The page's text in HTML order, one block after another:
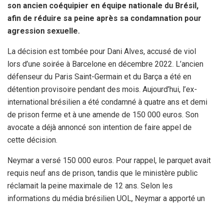
son ancien coéquipier en équipe nationale du Brésil,
afin de réduire sa peine après sa condamnation pour
agression sexuelle.
La décision est tombée pour Dani Alves, accusé de viol
lors d’une soirée à Barcelone en décembre 2022. L’ancien
défenseur du Paris Saint-Germain et du Barça a été en
détention provisoire pendant des mois. Aujourd’hui, l’ex-
international brésilien a été condamné à quatre ans et demi
de prison ferme et à une amende de 150 000 euros. Son
avocate a déjà annoncé son intention de faire appel de
cette décision.
Neymar a versé 150 000 euros. Pour rappel, le parquet avait
requis neuf ans de prison, tandis que le ministère public
réclamait la peine maximale de 12 ans. Selon les
informations du média brésilien UOL, Neymar a apporté un